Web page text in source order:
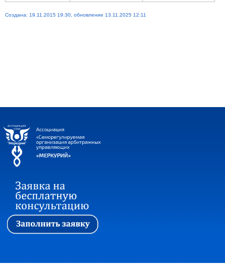
Создана: 19.11.2015 19:30, обновление 13.11.2025 12:11
Первая | Ассоциация | Новости | Стажировка | Обучение |